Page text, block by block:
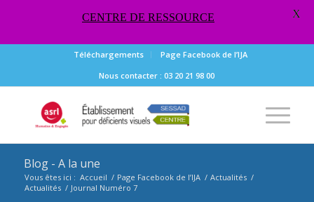
Téléchargements
Page Facebook de l’IJA
Nous contacter : 03 20 21 98 00
Blog - A la une
Vous êtes ici : Accueil / Page Facebook de l’IJA / Actualités /
Actualités / Journal Numéro 7
CENTRE DE RESSOURCE X